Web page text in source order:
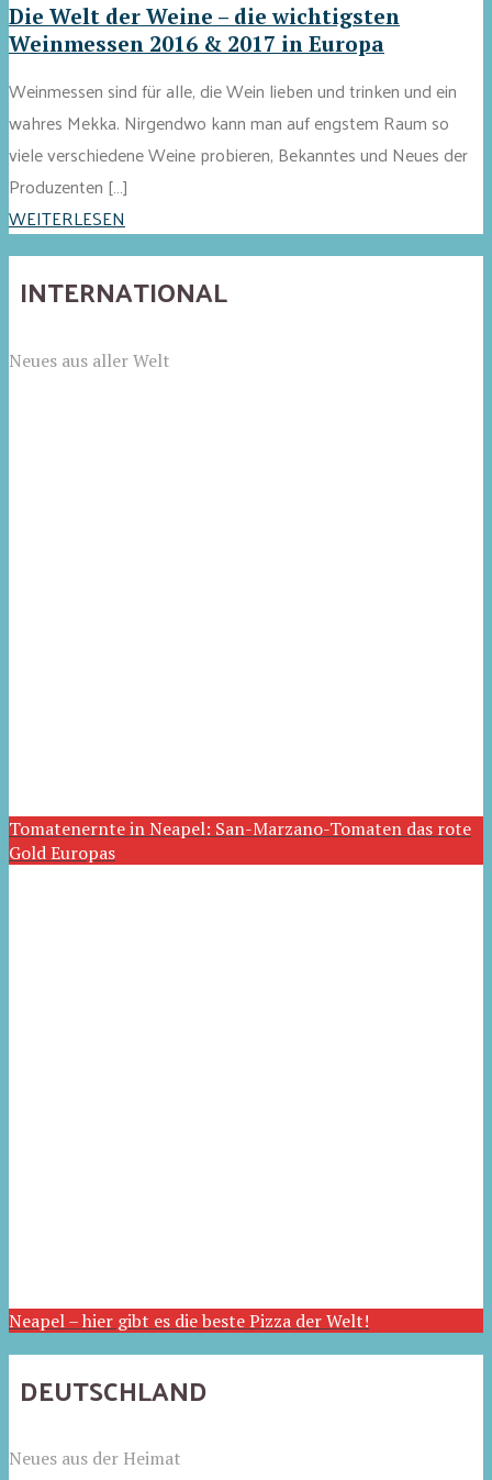
Die Welt der Weine – die wichtigsten
Weinmessen 2016 & 2017 in Europa
Weinmessen sind für alle, die Wein lieben und trinken und ein
wahres Mekka. Nirgendwo kann man auf engstem Raum so
viele verschiedene Weine probieren, Bekanntes und Neues der
Produzenten […]
WEITERLESEN
INTERNATIONAL
Neues aus aller Welt
Tomatenernte in Neapel: San-Marzano-Tomaten das rote
Gold Europas
Neapel – hier gibt es die beste Pizza der Welt!
DEUTSCHLAND
Neues aus der Heimat